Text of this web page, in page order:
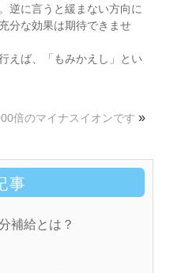
逆に言うと緩まない方向に
分な効果は期待できませ
えば、「もみかえし」とい
倍のマイナスイオンです »
事
補給とは？